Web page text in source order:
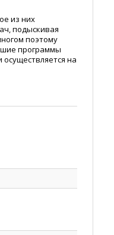
из них
подыскивая
поэтому
программы
на